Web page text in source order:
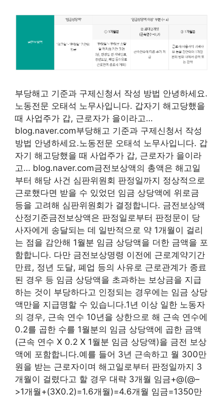
부당해고 기준과 구제신청서 작성 방법 안녕하세요.
노동전문 오태석 노무사입니다. 갑자기 해고당했을
때 사업주가 갑, 근로자가 을이라고…
blog.naver.com부당해고 기준과 구제신청서 작성
방법 안녕하세요.노동전문 오태석 노무사입니다. 갑
자기 해고당했을 때 사업주가 갑, 근로자가 을이라
고… blog.naver.com금전보상액의 총액은 해고일
부터 해당 사건 심판위원회 판정일까지 정상적으로
근로했다면 받을 수 있었던 임금 상당액에 위로금
등을 고려해 심판위원회가 결정합니다. 금전보상액
산정기준금전보상액은 판정일로부터 판정문이 당
사자에게 송달되는 데 일반적으로 약 1개월이 걸리
는 점을 감안해 1월분 임금 상당액을 더한 금액을 포
함합니다. 다만 금전보상명령 이전에 근로계약기간
만료, 정년 도달, 폐업 등의 사유로 근로관계가 종료
된 경우 등 임금 상당액을 초과하는 보상금을 지급
하는 것이 부당하다고 인정되는 경우에는 임금 상당
액만을 지급명할 수 있습니다.1년 이상 일한 노동자
의 경우, 근속 연수 10년을 상한으로 해 근속 연수에
0.2를 곱한 수를 1월분의 임금 상당액에 곱한 금액
(근속 연수 X 0.2 X 1월분 임금 상당액)을 금전 보상
액에 포함합니다.예를 들어 3년 근속하고 월 300만
원을 받는 근로자이며 해고일로부터 판정일까지 3
개월이 걸렸다고 할 경우 대략 3개월 임금+@(@–
>1개월+(3X0.2)=1.6개월)=4.6개월 임금=1350만